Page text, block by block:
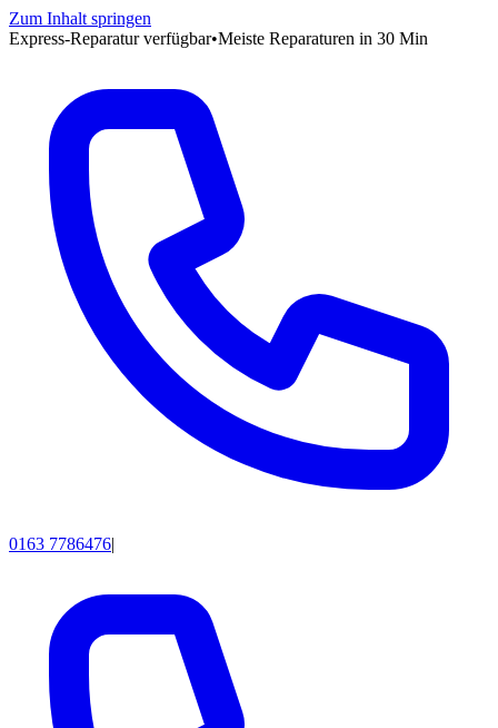
Zum Inhalt springen
Express-Reparatur verfügbar•Meiste Reparaturen in 30 Min
0163 7786476|